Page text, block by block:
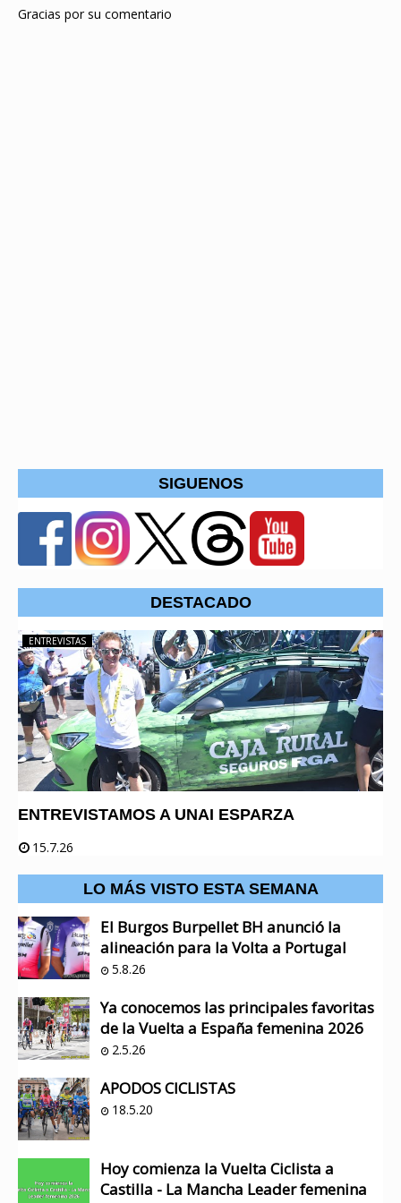
Gracias por su comentario
SIGUENOS
DESTACADO
ENTREVISTAS
ENTREVISTAMOS A UNAI ESPARZA
15.7.26
LO MÁS VISTO ESTA SEMANA
El Burgos Burpellet BH anunció la
alineación para la Volta a Portugal
5.8.26
Ya conocemos las principales favoritas
de la Vuelta a España femenina 2026
2.5.26
APODOS CICLISTAS
18.5.20
Hoy comienza la Vuelta Ciclista a
Castilla - La Mancha Leader femenina